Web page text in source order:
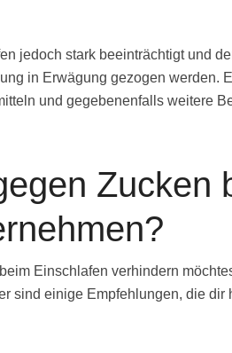
jedoch stark beeinträchtigt und
in Erwägung gezogen werden.
und gegebenenfalls weitere
Zucken
Einschlafen verhindern
sind einige Empfehlungen, die dir